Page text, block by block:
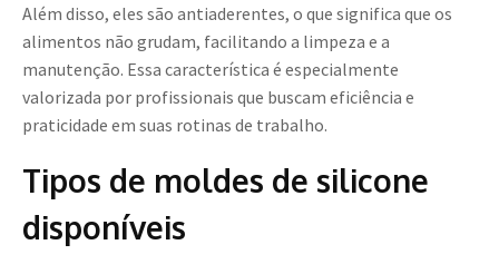
Além disso, eles são antiaderentes, o que significa que os
alimentos não grudam, facilitando a limpeza e a
manutenção. Essa característica é especialmente
valorizada por profissionais que buscam eficiência e
praticidade em suas rotinas de trabalho.
Tipos de moldes de silicone
disponíveis